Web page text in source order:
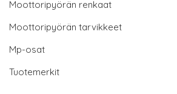
Moottoripyörän renkaat
Moottoripyörän tarvikkeet
Mp-osat
Tuotemerkit